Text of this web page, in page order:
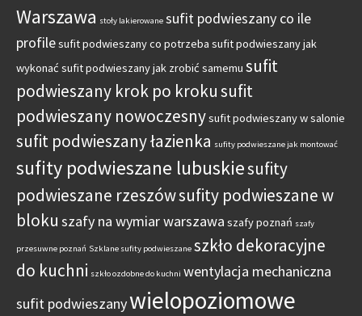
Warszawa stoły lakierowane sufit podwieszany co ile
profilesufit podwieszany co potrzeba sufit podwieszany jak
wykonać sufit podwieszany jak zrobić samemu sufit
podwieszany krok po krokusufit
podwieszany nowoczesnysufit podwieszany w salonie
sufit podwieszany łazienka sufity podwieszane jak montować
sufity podwieszane lubuskiesufity
podwieszane rzeszówsufity podwieszane w
bloku szafy na wymiar warszawa szafy poznań szafy
przesuwne poznań Szklane sufity podwieszane szkło dekoracyjne
do kuchni szkło ozdobne do kuchni wentylacja mechaniczna
sufit podwieszanywielopoziomowe